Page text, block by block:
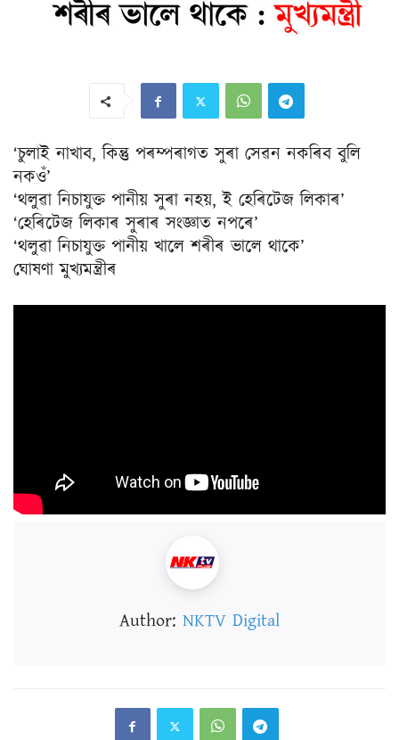
‘চুলাই নাখাব, কিন্তু পৰম্পৰাগত সুৰা সেৱন নকৰিব বুলি
নকওঁ’
‘থলুৱা নিচাযুক্ত পানীয় সুৰা নহয়, ই হেৰিটেজ লিকাৰ’
‘হেৰিটেজ লিকাৰ সুৰাৰ সংজ্ঞাত নপৰে’
‘থলুৱা নিচাযুক্ত পানীয় খালে শৰীৰ ভালে থাকে’
ঘোষণা মুখ্যমন্ত্ৰীৰ
Author: NKTV Digital